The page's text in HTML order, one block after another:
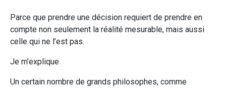
Parce que prendre une décision requiert de prendre en
compte non seulement la réalité mesurable, mais aussi
celle qui ne l’est pas.
Je m’explique
Un certain nombre de grands philosophes, comme